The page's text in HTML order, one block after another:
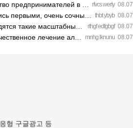
rfvcs werty 08.07
в Санкт-Петербурге…
thbt ybyb 08.07
очень сочные. https://inte…
rthgf edfgbgf 08.07
масштабные турниры. https…
mnhg lknunu 08.07
лечение алкоголизма Санкт-…
형 구글광고 등